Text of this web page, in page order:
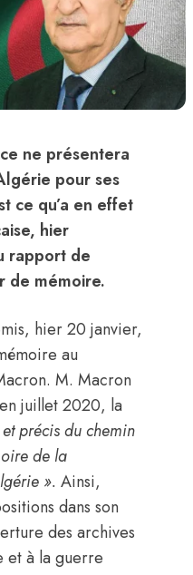
ne présentera
pour ses
ce qu’a en effet
hier
rapport de
de mémoire.
hier 20 janvier,
au
M. Macron
juillet 2020, la
précis du chemin
de la
». Ainsi,
dans son
des archives
et à la guerre